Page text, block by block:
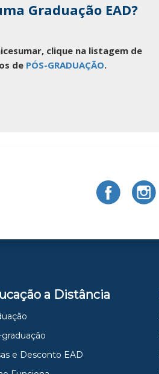
Graduação EAD?
clique na listagem de
de PÓS-GRADUAÇÃO.
a Distância
graduação
e Desconto EAD